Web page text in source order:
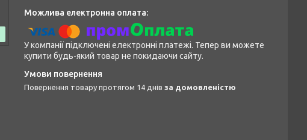
У компанії підключені електронні платежі. Тепер ви можете
купити будь-який товар не покидаючи сайту.
повернення товару протягом 14 днів за домовленістю